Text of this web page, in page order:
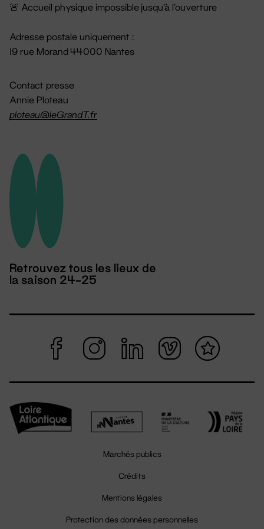
🚨 Accueil physique impossible jusqu'à l'ouverture
Adresse postale uniquement :
19 rue Morand 44000 Nantes
Contact presse
Annie Ploteau
ploteau@leGrandT.fr
Retrouvez tous les lieux de
la saison 24-25
Marchés publics
Crédits
Mentions légales
Protection des données personnelles